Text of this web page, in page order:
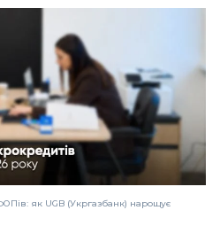
як UGB (Укргазбанк) нарощує